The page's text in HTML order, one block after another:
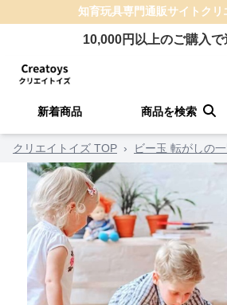
知育玩具専門通販サイト クリ
10,000円以上のご購入で
新着商品 商品を検索
クリエイトイズ TOP › ビー玉 転がしの